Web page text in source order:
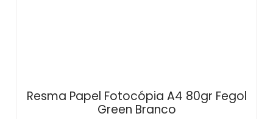
Resma Papel Fotocópia A4 80gr Fegol
Green Branco